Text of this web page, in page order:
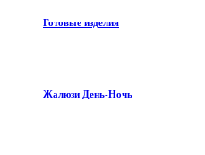
Готовые изделия
Жалюзи День-Ночь